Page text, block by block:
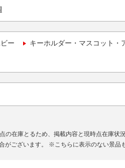
ー キーホルダー・マスコット・
の在庫とるため、掲載内容と現時点在庫状
ございます。
※こちらに表示のない景品